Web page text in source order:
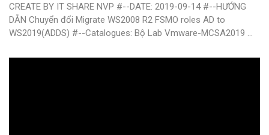
CREATE BY IT SHARE NVP #--DATE: 2019-09-14 #--HƯỚNG
DẪN Chuyển đổi Migrate WS2008 R2 FSMO roles AD to
WS2019(ADDS) #--Catalogues: Bộ Lab Vmware-MCSA2019 …